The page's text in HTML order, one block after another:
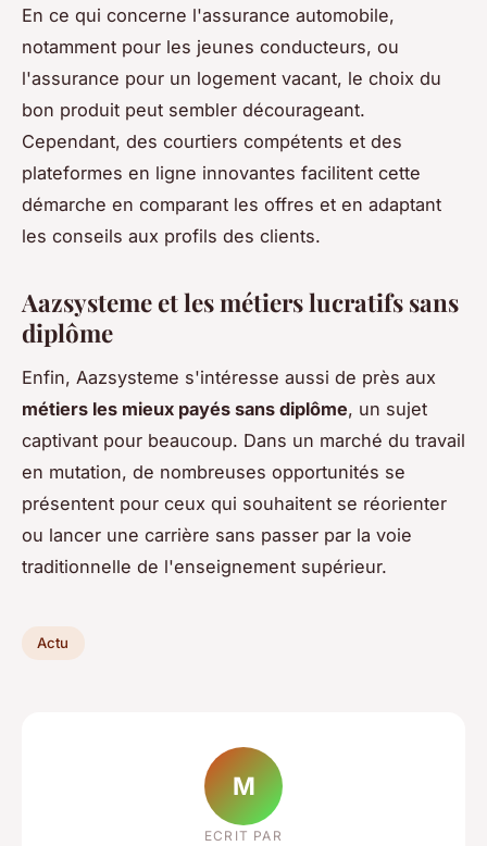
En ce qui concerne l'assurance automobile,
notamment pour les jeunes conducteurs, ou
l'assurance pour un logement vacant, le choix du
bon produit peut sembler décourageant.
Cependant, des courtiers compétents et des
plateformes en ligne innovantes facilitent cette
démarche en comparant les offres et en adaptant
les conseils aux profils des clients.
Aazsysteme et les métiers lucratifs sans
diplôme
Enfin, Aazsysteme s'intéresse aussi de près aux
métiers les mieux payés sans diplôme, un sujet
captivant pour beaucoup. Dans un marché du travail
en mutation, de nombreuses opportunités se
présentent pour ceux qui souhaitent se réorienter
ou lancer une carrière sans passer par la voie
traditionnelle de l'enseignement supérieur.
Actu
M
ECRIT PAR